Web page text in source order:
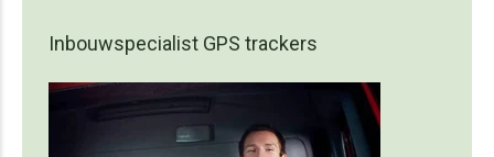
Inbouwspecialist GPS trackers